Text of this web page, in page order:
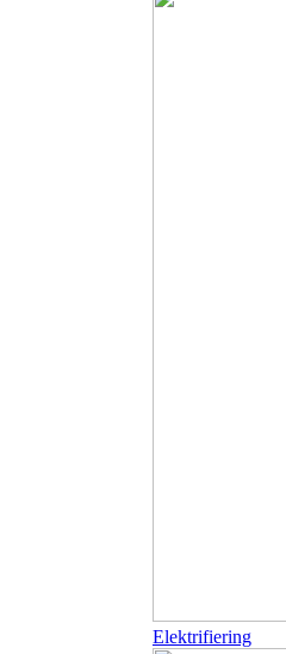
Elektrifiering